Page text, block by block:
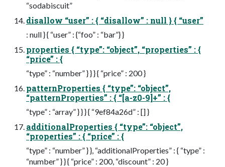
“sodabiscuit”
disallow “user” : { “disallow” : null } { “user”
: null } { “user” : {“foo” : “bar”} }
properties { “type”: “object”, “properties” : {
“price” : {
“type” : “number” } } } { “price” : 200 }
patternProperties { “type”: “object”,
“patternProperties” : { “[a-z0-9]+” : {
“type” : “array” } } } { “9ef84a26d” : [] }
additionalProperties { “type”: “object”,
“properties” : { “price” : {
“type” : “number” } }, “additionalProperties” : { “type” :
“number” } } { “price” : 200, “discount” : 20 }